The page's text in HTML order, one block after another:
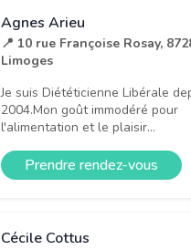
Agnes Arieu
📍 10 rue Françoise Rosay,
Limoges
Je suis Diététicienne Libérale
2004.Mon goût immodéré pour
l'alimentation et le plaisir...
Prendre rendez-vous
Cécile Cottus